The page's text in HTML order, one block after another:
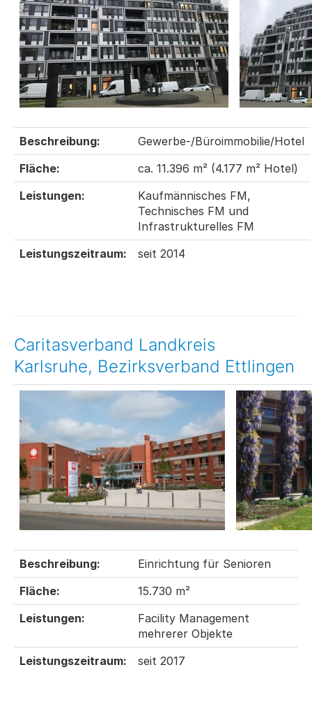
Beschreibung:
Gewerbe-/Büroimmobilie/Hotel
Fläche:
ca. 11.396 m² (4.177 m² Hotel)
Leistungen:
Kaufmännisches FM,
Technisches FM und
Infrastrukturelles FM
Leistungszeitraum:
seit 2014
Caritasverband Landkreis
Karlsruhe, Bezirksverband Ettlingen
Beschreibung:
Einrichtung für Senioren
Fläche:
15.730 m²
Leistungen:
Facility Management
mehrerer Objekte
Leistungszeitraum:
seit 2017